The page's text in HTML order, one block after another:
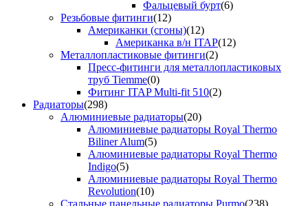
Фальцевый бурт(6)
Резьбовые фитинги(12)
Американки (сгоны)(12)
Американка в/н ITAP(12)
Металлопластиковые фитинги(2)
Пресс-фитинги для металлопластиковых
труб Tiemme(0)
Фитинг ITAP Multi-fit 510(2)
Радиаторы(298)
Алюминиевые радиаторы(20)
Алюминиевые радиаторы Royal Thermo
Biliner Alum(5)
Алюминиевые радиаторы Royal Thermo
Indigo(5)
Алюминиевые радиаторы Royal Thermo
Revolution(10)